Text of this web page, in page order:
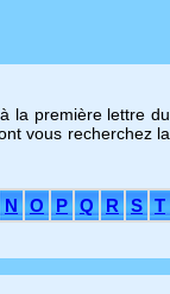
la première lettre du
vous recherchez la
N O P Q R S T